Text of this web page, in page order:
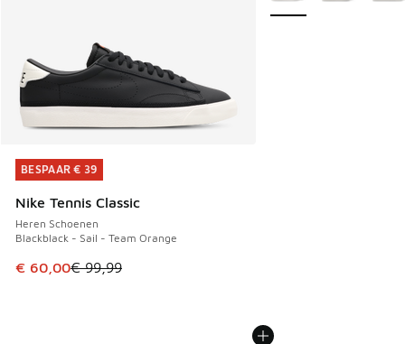
BESPAAR € 39
Nike Tennis Classic
Heren Schoenen
Blackblack - Sail - Team Orange
Dit artikel is in de uitverkoop. Dit artikel is in de
€ 60,00€ 99,99
BESPAAR € 39